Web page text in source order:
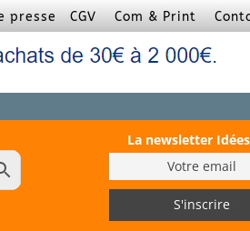
presseCGV Com & Print
La newsletter